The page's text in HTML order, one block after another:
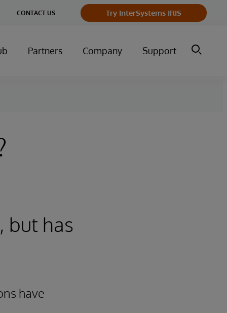
CONTACT US Try InterSystems IRIS
Partners Company Support
but has
have